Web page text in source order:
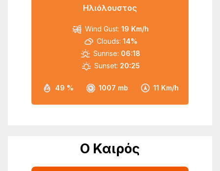
Ηλιόλουστος
49 % 1007 mb 11 Km/h
Wind Gust: 19 Km/h
Clouds: 14%
Sunrise: 06:18
Sunset: 20:25
Ο Καιρός